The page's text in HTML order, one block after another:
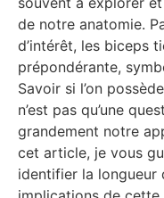
de notre anatomie.
d’intérêt, les biceps
prépondérante,
Savoir si l’on
n’est pas qu’une
grandement notre
cet article, je vous
identifier la longueur